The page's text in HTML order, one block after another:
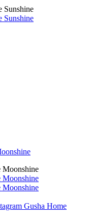
Gusha Home